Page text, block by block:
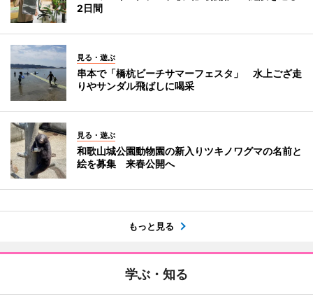
2日間
見る・遊ぶ
串本で「橋杭ビーチサマーフェスタ」 水上ござ走
りやサンダル飛ばしに喝采
見る・遊ぶ
和歌山城公園動物園の新入りツキノワグマの名前と
絵を募集 来春公開へ
もっと見る
学ぶ・知る